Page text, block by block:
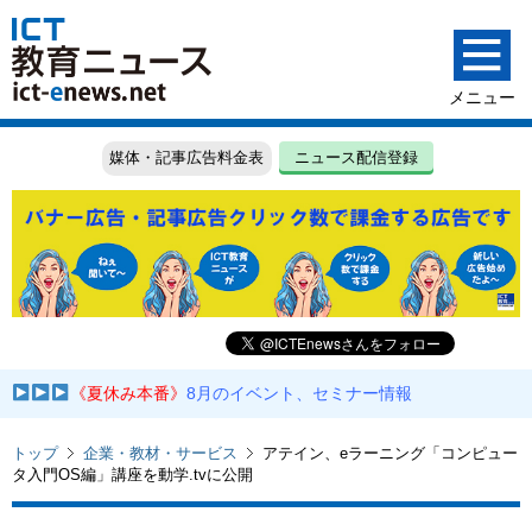
媒体・記事広告料金表 ニュース配信登録
《夏休み本番》8月のイベント、セミナー情報
トップ 企業・教材・サービス
アテイン、eラーニング「コンピュー
タ入門OS編」講座を動学.tvに公開